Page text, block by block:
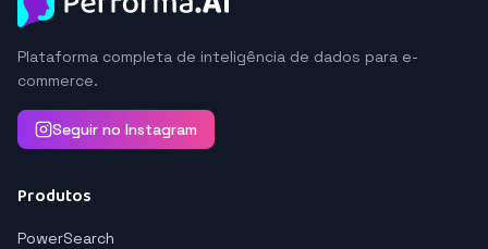
Plataforma completa de inteligência de dados para e-
commerce.
Seguir no Instagram
Produtos
PowerSearch